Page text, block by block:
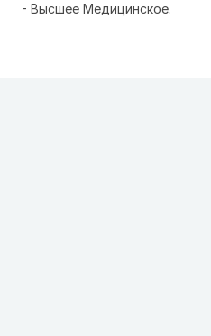
- Высшее Медицинское.